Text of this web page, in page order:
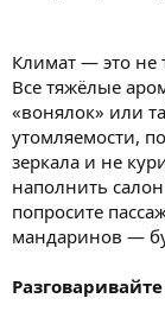
Климат — это не
Все тяжёлые
«вонялок» или
утомляемости,
зеркала и не
наполнить
попросите
мандаринов —